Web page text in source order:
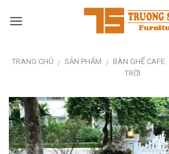
TRANG CHỦ / SẢN PHẨM / BÀN GHẾ CAFE
TRỜI